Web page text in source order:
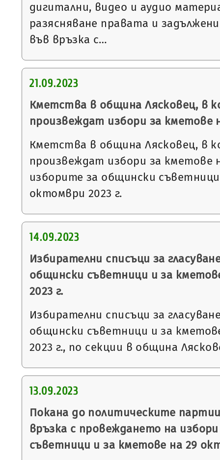
дигитални, видео и аудио
разясняване правата и
във връзка с…
21.09.2023
Кметства в община Лясковец, в
произвеждат избори за кметове
Кметства в община Лясковец, в
произвеждат избори за кметове
изборите за общински
октомври 2023 г.
14.09.2023
Избирателни списъци за
общински съветници и за
2023 г.
Избирателни списъци за
общински съветници и за
2023 г., по секции в община
13.09.2023
Покана до политическите
връзка с провеждането на
съветници и за кметове на 29